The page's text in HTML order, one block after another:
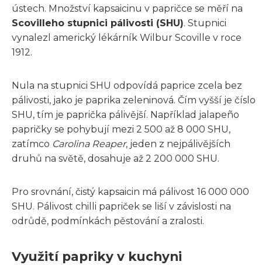
ústech. Množství kapsaicinu v papričce se měří na
Scovilleho stupnici pálivosti (SHU). Stupnici
vynalezl americký lékárník Wilbur Scoville v roce
1912.
Nula na stupnici SHU odpovídá paprice zcela bez
pálivosti, jako je paprika zeleninová. Čím vyšší je číslo
SHU, tím je paprička pálivější. Například jalapeño
papričky se pohybují mezi 2 500 až 8 000 SHU,
zatímco Carolina Reaper, jeden z nejpálivějších
druhů na světě, dosahuje až 2 200 000 SHU.
Pro srovnání, čistý kapsaicin má pálivost 16 000 000
SHU. Pálivost chilli papriček se liší v závislosti na
odrůdě, podmínkách pěstování a zralosti.
Využití papriky v kuchyni